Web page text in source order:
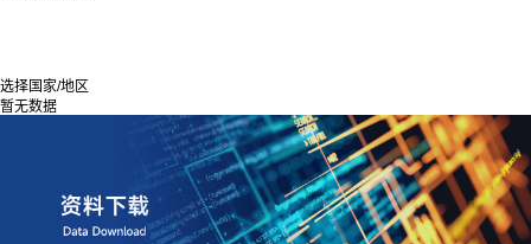
选择国家/地区
暂无数据